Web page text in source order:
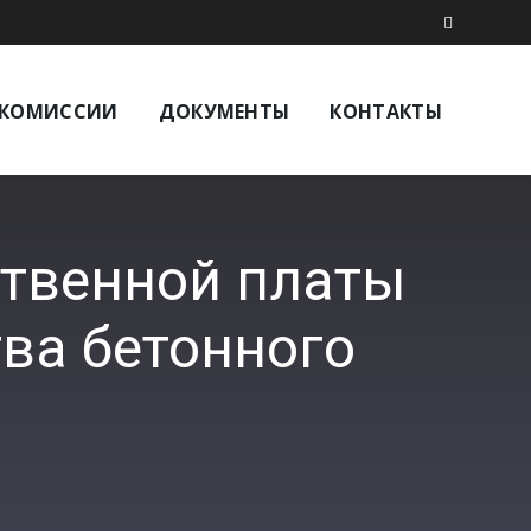
ДОКУМЕНТЫ КОНТАКТЫ
платы
бетонного